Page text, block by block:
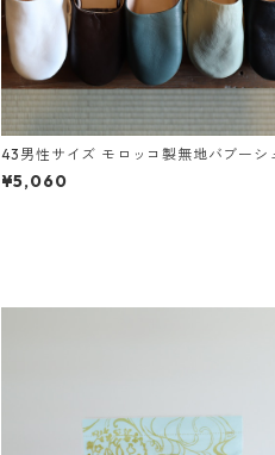
43男性サイズ モロッコ製無地バブー
¥5,060